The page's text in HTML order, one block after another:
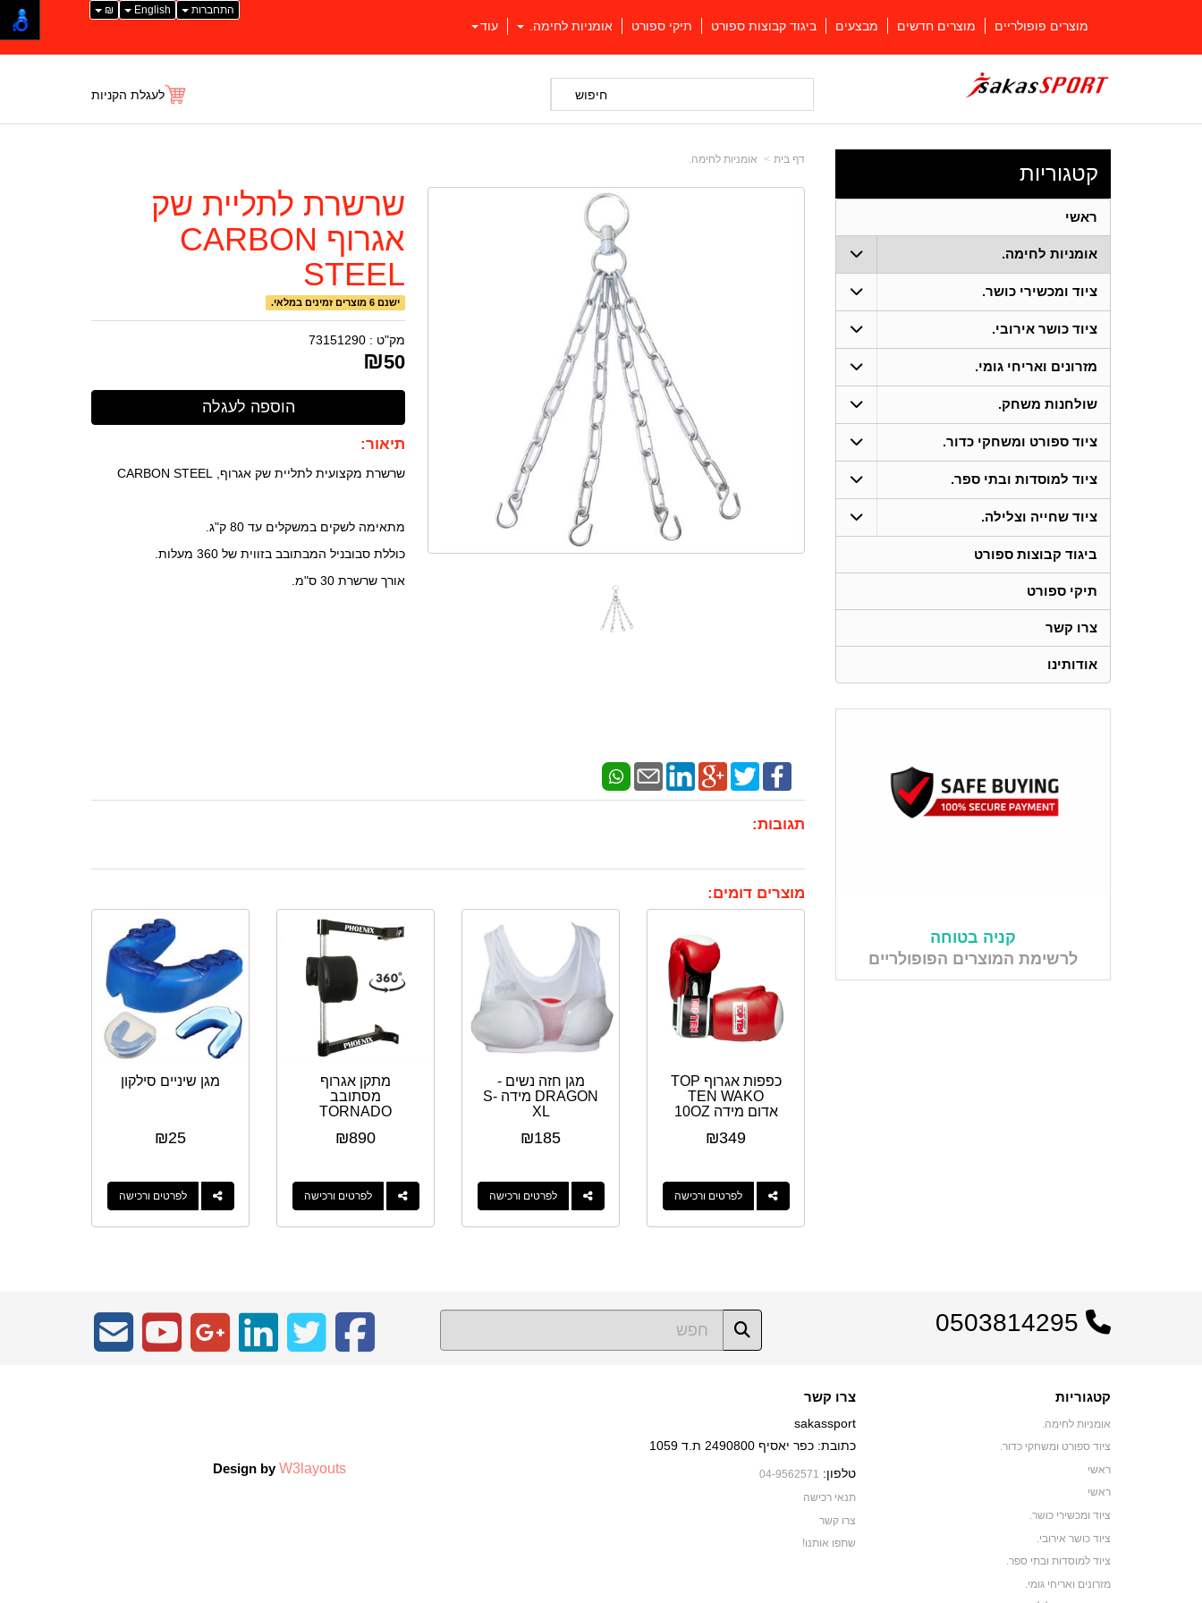
התחברות English
₪
מוצרים פופולריים מוצרים חדשים מבצעים ביגוד קבוצות ספורט תיקי ספורט אומניות לחימה. עוד
חיפוש לעגלת הקניות
דף בית אומניות לחימה.
שרשרת לתליית שק
אגרוף CARBON
STEEL
ישנם 6 מוצרים זמינים במלאי.
מק"ט : 73151290
₪50
תיאור:
שרשרת מקצועית לתליית שק אגרוף, CARBON STEEL
מתאימה לשקים במשקלים עד 80 ק"ג.
כוללת סבובניל המבתובב בזווית של 360 מעלות.
אורך שרשרת 30 ס"מ.
תגובות:
מוצרים דומים:
כפפות אגרוף TOP
TEN WAKO
אדום מידה 10OZ
₪349
לפרטים ורכישה
מגן חזה נשים -
DRAGON מידה S-
XL
₪185
לפרטים ורכישה
מתקן אגרוף
מסתובב
TORNADO
₪890
לפרטים ורכישה
מגן שיניים סילקון
₪25
לפרטים ורכישה
קטגוריות
ראשי
אומניות לחימה.
ציוד ומכשירי כושר.
ציוד כושר אירובי.
מזרונים ואריחי גומי.
שולחנות משחק.
ציוד ספורט ומשחקי כדור.
ציוד למוסדות ובתי ספר.
ציוד שחייה וצלילה.
ביגוד קבוצות ספורט
תיקי ספורט
צרו קשר
אודותינו
קניה בטוחה
לרשימת המוצרים הפופולריים
קטגוריות
אומניות לחימה.
ציוד ספורט ומשחקי כדור.
ראשי
ראשי
ציוד ומכשירי כושר.
ציוד כושר אירובי.
ציוד למוסדות ובתי ספר.
מזרונים ואריחי גומי.
צרו קשר
sakassport
כתובת: כפר יאסיף 2490800 ת.ד 1059
טלפון: 04-9562571
תנאי רכישה
צרו קשר
שתפו אותנו!
Design byW3layouts